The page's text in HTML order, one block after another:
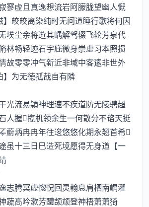
虚且真逸想流岩阿朦胧望幽人慨
皎皎离染纯时无问道睡行歌将何因
埃尘余将逰其嵎解驾辍飞轮芳泉代
林畅轻迹石宇庇微身崇虚习本照损
故零零冲气新近非域中客逺非世外
】为无徳孤哉自有隣
流易頴神理速不疾道防无陵骋超
人握揽机领余生一何散分不谘天挺
蔚炳冉冉年往逡悠悠化期永翘首希
虽十三日巳造死境愿得无身道【一
腾冥虚惚怳回灵翰息肩栖南嵎濯
蔬髙吟漱芳醴颉颃登神梧萧萧猗